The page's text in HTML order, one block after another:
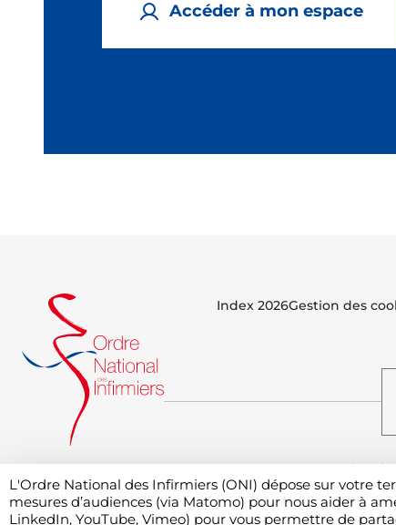
Accéder à mon espace
Index 2026Gestion des
Vous avez
L'Ordre National des Infirmiers (ONI) dépose sur votre
mesures d’audiences (via Matomo) pour nous aider à
LinkedIn, YouTube, Vimeo) pour vous permettre de